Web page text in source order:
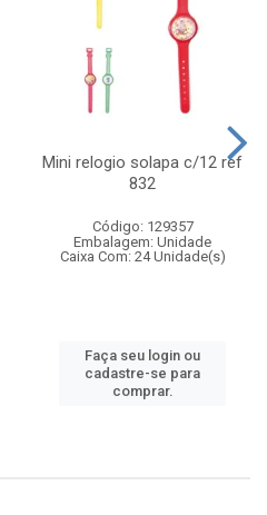
Mini relogio solapa c/12 ref
832
Código: 129357
Embalagem: Unidade
Caixa Com: 24 Unidade(s)
Faça seu login ou
cadastre-se para
comprar.